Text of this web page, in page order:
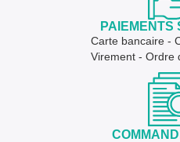
PAIEMENTS
Carte bancaire -
Virement - Ordre